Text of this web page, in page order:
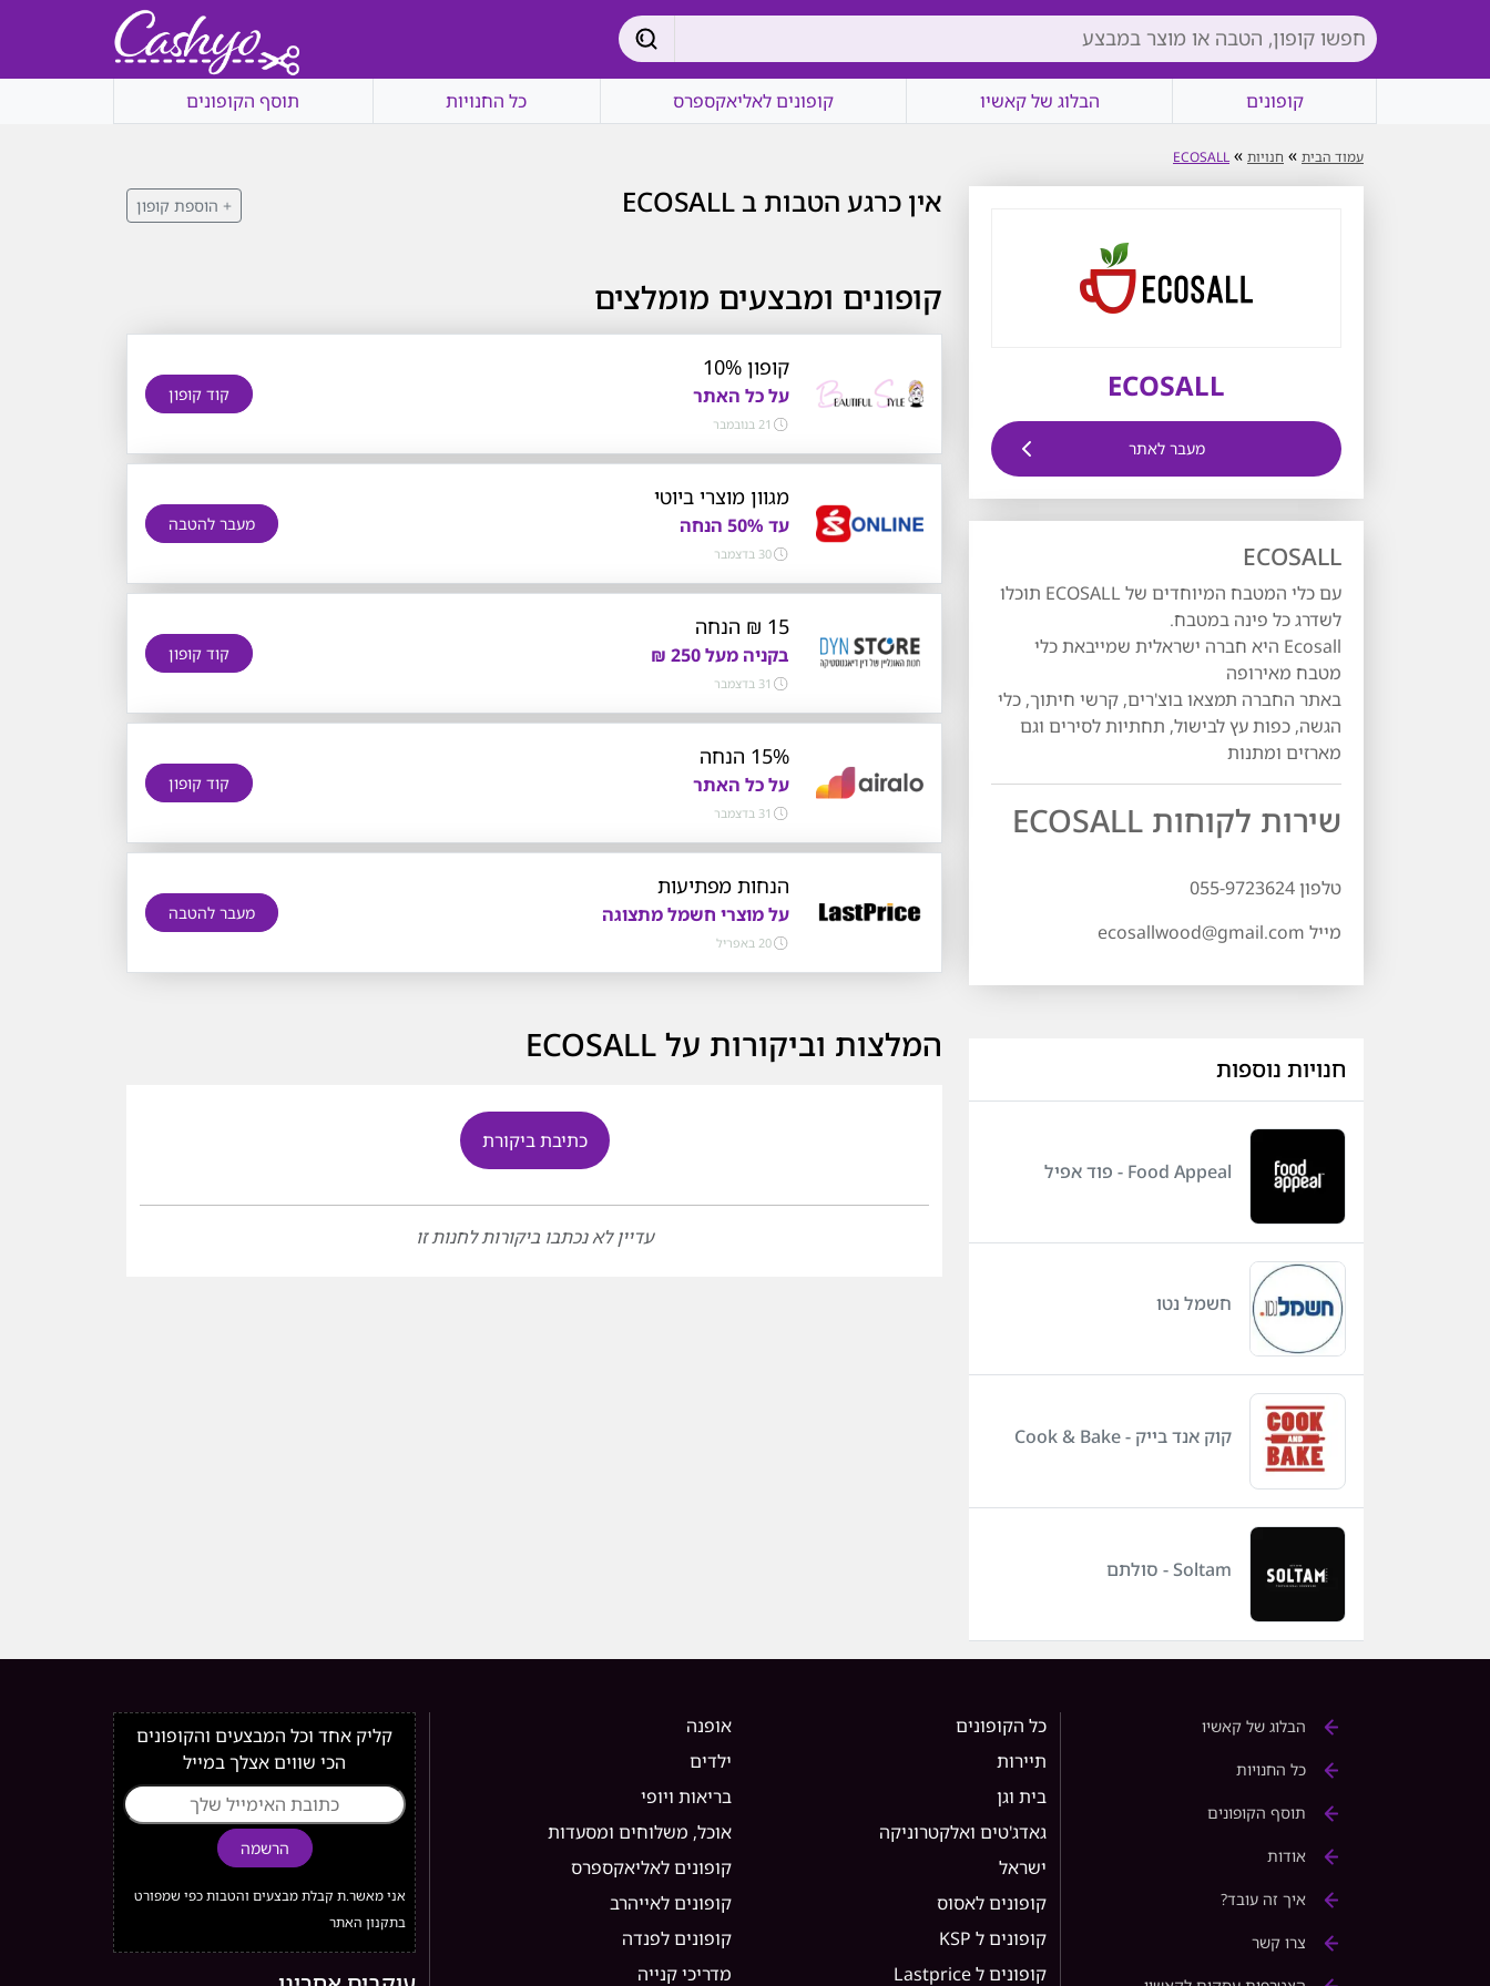
קופונים הבלוג של קאשיו קופונים לאליאקספרס כל החנויות תוסף הקופונים
עמוד הבית » חנויות »
ECOSALL
ECOSALL
מעבר לאתר
ECOSALL
עם כלי המטבח המיוחדים של ECOSALL תוכלו
לשדרג כל פינה במטבח.
Ecosall היא חברה ישראלית שמייבאת כלי
מטבח מאירופה
באתר החברה תמצאו בוצ'רים, קרשי חיתוך, כלי
הגשה, כפות עץ לבישול, תחתיות לסירים וגם
מארזים ומתנות
שירות לקוחות ECOSALL
טלפון 055-9723624
מייל ecosallwood@gmail.com
חנויות נוספות
Food Appeal - פוד אפיל
חשמל נטו
קוק אנד בייק - Cook & Bake
Soltam - סולתם
אין כרגע הטבות ב ECOSALL + הוספת קופון
קופונים ומבצעים מומלצים
קופון 10%
על כל האתר
21 בנובמבר
קוד קופון
מגוון מוצרי ביוטי
עד 50% הנחה
30 בדצמבר
מעבר להטבה
15 ₪ הנחה
בקניה מעל 250 ₪
31 בדצמבר
קוד קופון
15% הנחה
על כל האתר
31 בדצמבר
קוד קופון
הנחות מפתיעות
על מוצרי חשמל מתצוגה
20 באפריל
מעבר להטבה
המלצות וביקורות על ECOSALL
כתיבת ביקורת
עדיין לא נכתבו ביקורות לחנות זו
הבלוג של קאשיו
כל החנויות
תוסף הקופונים
אודות
איך זה עובד?
צרו קשר
כל הקופונים
אופנה
תיירות
ילדים
בית וגן
בריאות ויופי
גאדג'טים ואלקטרוניקה
אוכל, משלוחים ומסעדות
ישראל
קופונים לאליאקספרס
קופונים לאסוס
קופונים לאייהרב
קופונים ל KSP
קופונים לפנדה
קופונים ל Lastprice
מדריכי קנייה
קליק אחד וכל המבצעים והקופונים
הכי שווים אצלך במייל
הרשמה
אני מאשר.ת קבלת מבצעים והטבות כפי שמפורט
בתקנון האתר